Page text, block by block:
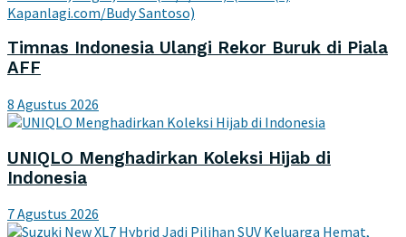
Timnas Indonesia Ulangi Rekor Buruk di Piala
AFF
8 Agustus 2026
UNIQLO Menghadirkan Koleksi Hijab di
Indonesia
7 Agustus 2026